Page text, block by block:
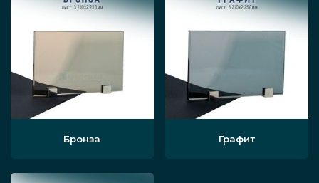
Бронза Графит